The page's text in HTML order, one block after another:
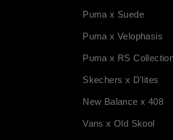
Puma x Suede
Puma x Velophasis
Puma x RS
Skechers x D'lites
New Balance x 408
Vans x Old Skool